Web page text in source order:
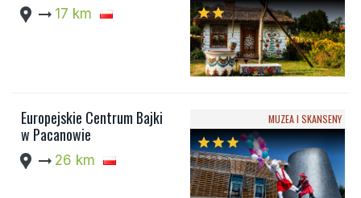
location_pin arrow_right_alt 17 km starstar
Europejskie Centrum Bajki
w Pacanowie
location_pin arrow_right_alt 26 km
MUZEA I SKANSENY
starstarstar